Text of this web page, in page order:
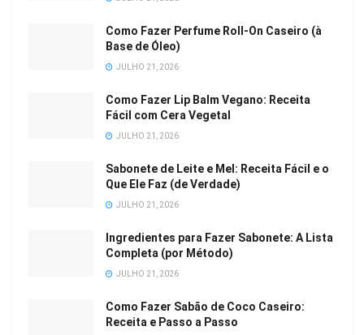
Como Fazer Perfume Roll-On Caseiro (à
Base de Óleo)
JULHO 21, 2026
Como Fazer Lip Balm Vegano: Receita
Fácil com Cera Vegetal
JULHO 21, 2026
Sabonete de Leite e Mel: Receita Fácil e o
Que Ele Faz (de Verdade)
JULHO 21, 2026
Ingredientes para Fazer Sabonete: A Lista
Completa (por Método)
JULHO 21, 2026
Como Fazer Sabão de Coco Caseiro:
Receita e Passo a Passo